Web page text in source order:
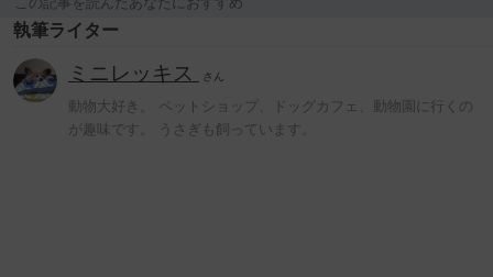
執筆ライター
ミニレッキス さん
動物大好き。 ペットショップ、ドッグカフェ、動物園に行くの
が趣味です。 うさぎも飼っています。